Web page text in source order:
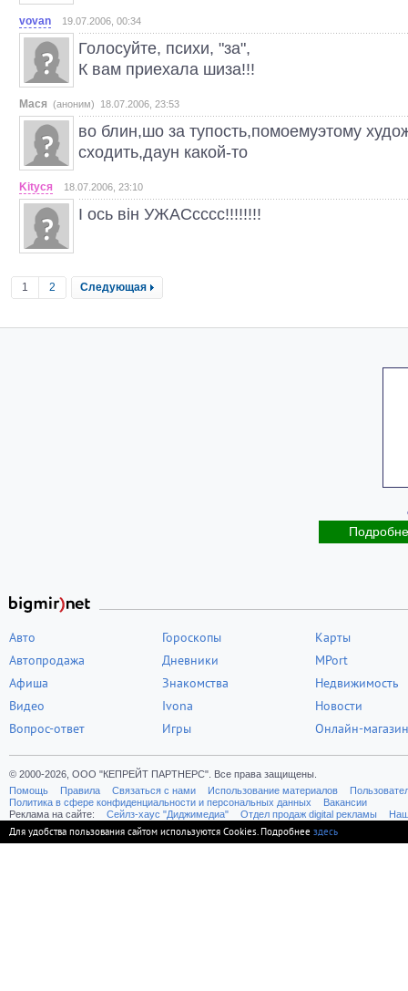
vovan 19.07.2006, 00:34
Голосуйте, психи, "за",
К вам приехала шиза!!!
Мася (аноним) 18.07.2006, 23:53
во блин,шо за тупость,помоемуэтому
сходить,даун какой-то
Kityся 18.07.2006, 23:10
І ось він УЖАСсссс!!!!!!!!
1 2 Следующая
Авто
Автопродажа
Афиша
Видео
Вопрос-ответ
Гороскопы
Дневники
Знакомства
Ivona
Игры
Карты
MPort
Недвижимость
Новости
Онлайн-магазин
© 2000-2026, ООО "КЕПРЕЙТ ПАРТНЕРС". Все права защищены.
Помощь
Правила Связаться с нами Использование материалов
Политика в сфере конфиденциальности и персональных данных
Вакансии
Реклама на сайте:
Cейлз-хаус "Диджимедиа" Отдел продаж digital рекламы
Для удобства пользования сайтом используются Cookies. Подробнее здесь